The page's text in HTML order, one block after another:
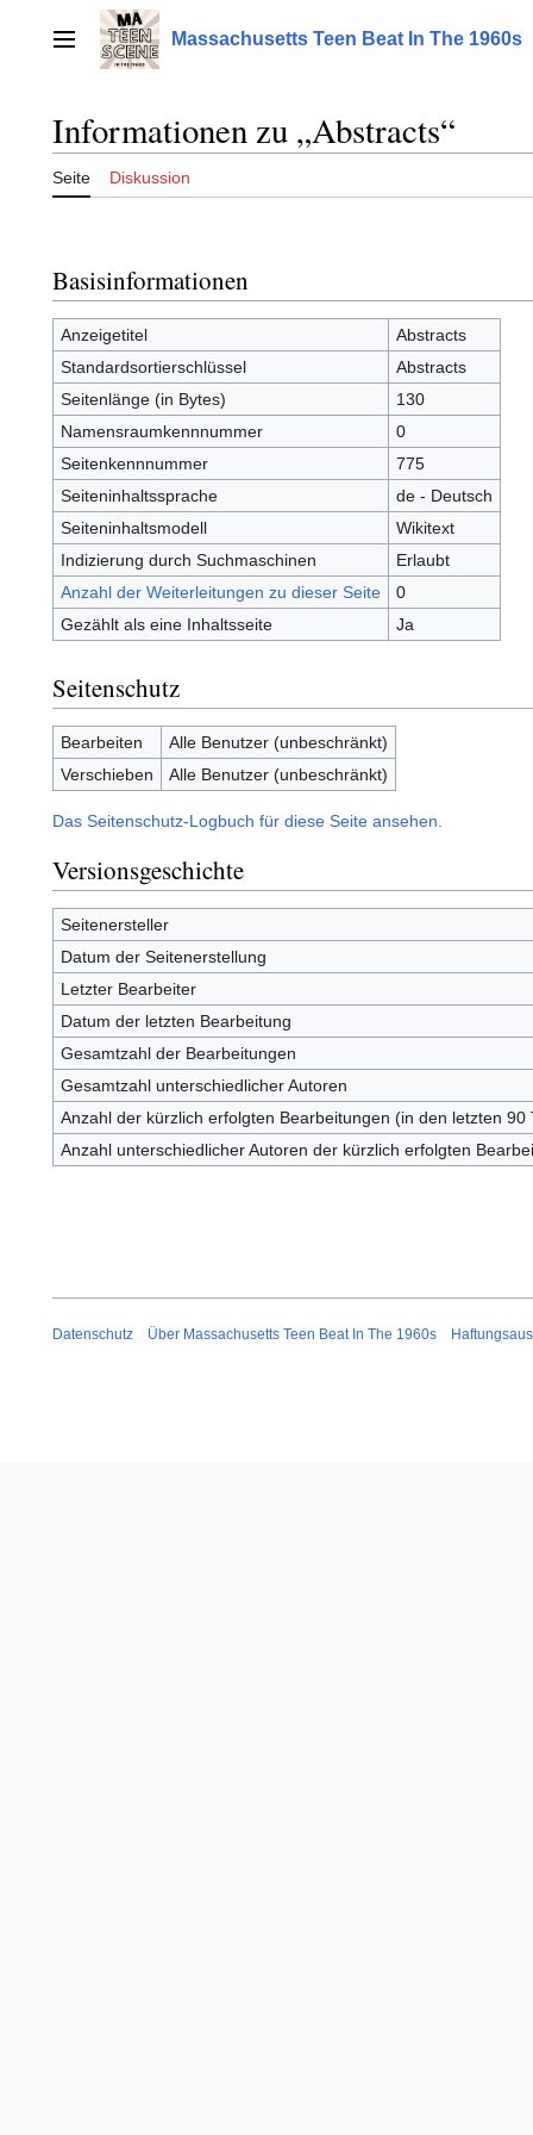
springenHauptmenü Massachusetts Teen Beat In The 1960s
Informationen zu „Abstracts“
Seite Diskussion
Basisinformationen
Anzeigetitel
Abstracts
Standardsortierschlüssel
Abstracts
Seitenlänge (in Bytes)
130
Namensraumkennnummer
0
Seitenkennnummer
775
Seiteninhaltssprache
de - Deutsch
Seiteninhaltsmodell
Wikitext
Indizierung durch Suchmaschinen
Erlaubt
Anzahl der Weiterleitungen zu dieser Seite
0
Gezählt als eine Inhaltsseite
Ja
Seitenschutz
Bearbeiten
Alle Benutzer (unbeschränkt)
Verschieben
Alle Benutzer (unbeschränkt)
Das Seitenschutz-Logbuch für diese Seite ansehen.
Versionsgeschichte
Seitenersteller
Datum der Seitenerstellung
Letzter Bearbeiter
Datum der letzten Bearbeitung
Gesamtzahl der Bearbeitungen
Gesamtzahl unterschiedlicher Autoren
Anzahl der kürzlich erfolgten Bearbeitungen (in den letzten 90
Anzahl unterschiedlicher Autoren der kürzlich erfolgten
Datenschutz Über Massachusetts Teen Beat In The 1960s